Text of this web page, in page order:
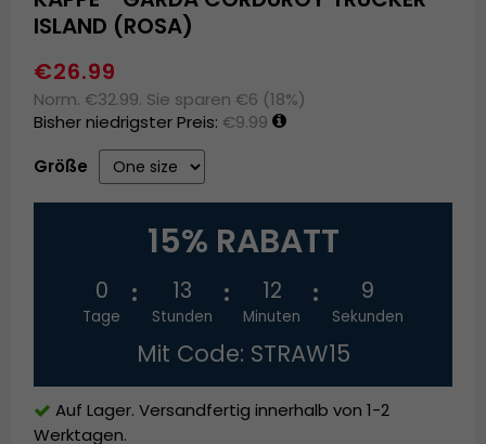
ISLAND (ROSA)
€26.99
Norm. €32.99. Sie sparen €6 (18%)
Bisher niedrigster Preis: €9.99
Größe
15% RABATT
0
Tage
13
Stunden
12
Minuten
9
Sekunden
Mit Code: STRAW15
Auf Lager. Versandfertig innerhalb von 1-2
Werktagen.